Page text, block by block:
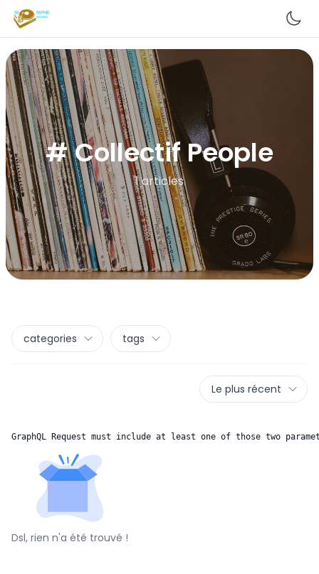
# Collectif People
1 articles
categories tags
Le plus récent
GraphQL Request must include at least one of those two
Dsl, rien n'a été trouvé !